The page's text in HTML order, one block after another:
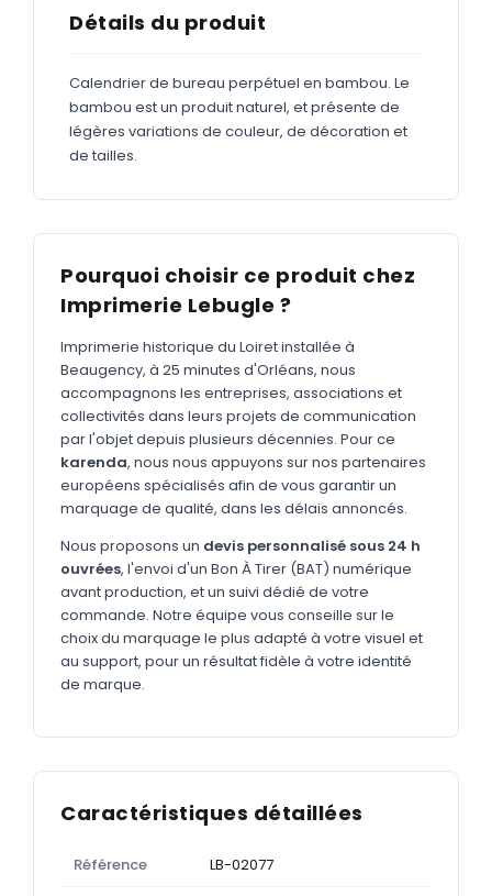
ADHÉSIFS
Étiquettes adhésives
Tee-shirts Nouveau
Polos Nouveau
Sweatshirts
GOODIES
Catalogue complet Nouveau
Bureau & écriture
Sacs & voyages
Verres & déjeuner
Technologie
Vêtements
Outils & porte-clés
Cuisine
Détails du produit
Calendrier de bureau perpétuel en bambou. Le
bambou est un produit naturel, et présente de
légères variations de couleur, de décoration et
de tailles.
Pourquoi choisir ce produit chez
Imprimerie Lebugle ?
Imprimerie historique du Loiret installée à
Beaugency, à 25 minutes d'Orléans, nous
accompagnons les entreprises, associations et
collectivités dans leurs projets de communication
par l'objet depuis plusieurs décennies. Pour ce
karenda, nous nous appuyons sur nos partenaires
européens spécialisés afin de vous garantir un
marquage de qualité, dans les délais annoncés.
Nous proposons un devis personnalisé sous 24 h
ouvrées, l'envoi d'un Bon À Tirer (BAT) numérique
avant production, et un suivi dédié de votre
commande. Notre équipe vous conseille sur le
choix du marquage le plus adapté à votre visuel et
au support, pour un résultat fidèle à votre identité
de marque.
Caractéristiques détaillées
Référence LB-02077